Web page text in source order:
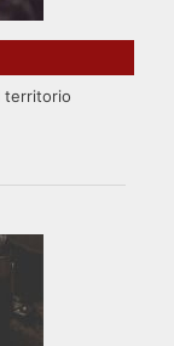
territorio